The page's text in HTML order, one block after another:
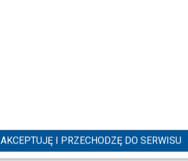
AKCEPTUJĘ I PRZECHODZĘ DO SERWISU